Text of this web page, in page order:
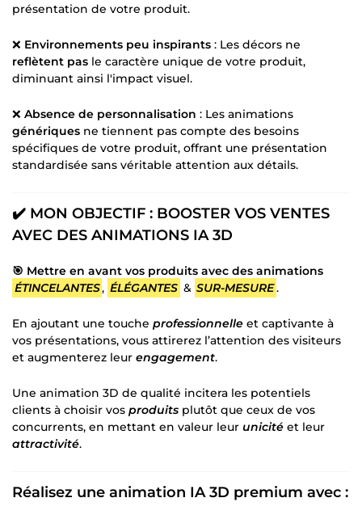
présentation de votre produit.
❌ Environnements peu inspirants : Les décors ne
reflètent pas le caractère unique de votre produit,
diminuant ainsi l'impact visuel.
❌ Absence de personnalisation : Les animations
génériques ne tiennent pas compte des besoins
spécifiques de votre produit, offrant une présentation
standardisée sans véritable attention aux détails.
✔️ MON OBJECTIF : BOOSTER VOS VENTES
AVEC DES ANIMATIONS IA 3D
🎯 Mettre en avant vos produits avec des animations
ÉTINCELANTES, ÉLÉGANTES & SUR-MESURE.
En ajoutant une touche professionnelle et captivante à
vos présentations, vous attirerez l’attention des visiteurs
et augmenterez leur engagement.
Une animation 3D de qualité incitera les potentiels
clients à choisir vos produits plutôt que ceux de vos
concurrents, en mettant en valeur leur unicité et leur
attractivité.
Réalisez une animation IA 3D premium avec :